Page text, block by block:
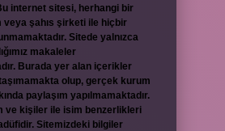
internet sitesi, herhangi bir
veya şahıs şirketi ile hiçbir
Sitede yalnızca
makaleler
Burada yer alan içerikler
olup, gerçek kurum
paylaşım yapılmamaktadır.
ve kişiler ile isim benzerlikleri
Sitemizdeki bilgiler